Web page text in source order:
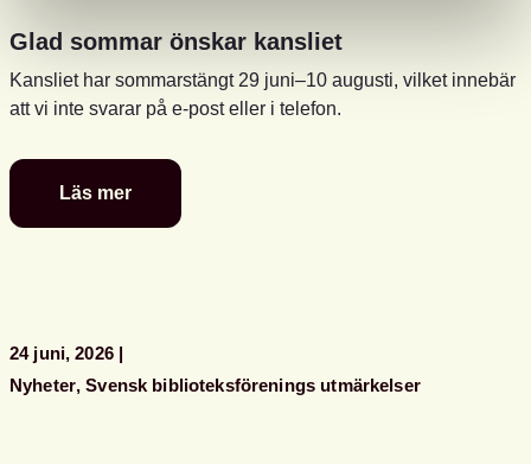
Glad sommar önskar kansliet
Kansliet har sommarstängt 29 juni–10 augusti, vilket innebär
att vi inte svarar på e-post eller i telefon.
Läs mer
Glad
sommar
24 juni, 2026
Nyheter Svensk biblioteksförenings utmärkelser